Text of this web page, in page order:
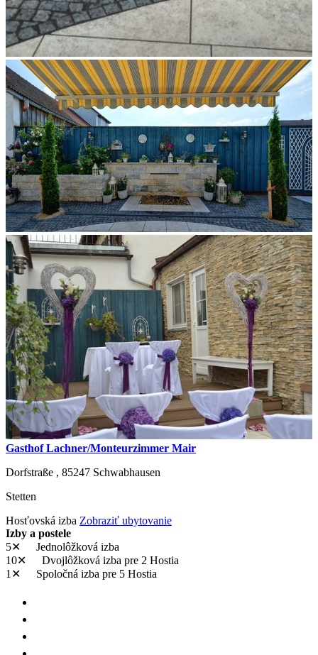
Gasthof Lachner/Monteurzimmer Mair
Dorfstraße , 85247 Schwabhausen
Stetten
Hosťovská izba Zobraziť ubytovanie
Izby a postele
5✕
Jednolôžková izba
10✕
Dvojlôžková izba pre 2 Hostia
1✕
Spoločná izba pre 5 Hostia